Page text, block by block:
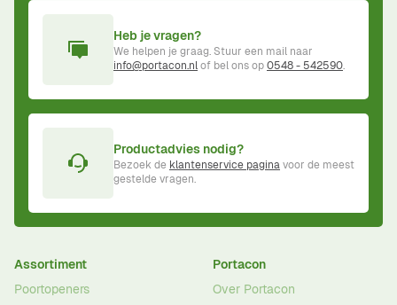
Heb je vragen?
We helpen je graag. Stuur een mail naar
info@portacon.nlof bel ons op0548 - 542590.
Productadvies nodig?
Bezoek de klantenservice paginavoor de meest
gestelde vragen.
Assortiment
Poortopeners
Portacon
Over Portacon